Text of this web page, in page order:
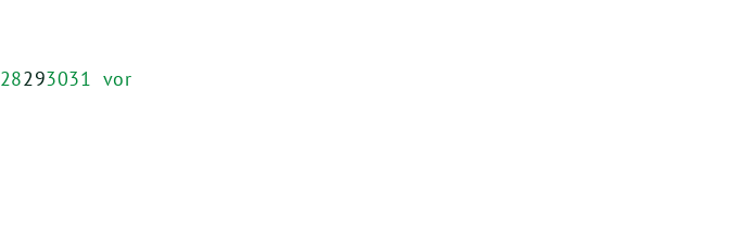
28293031 vor